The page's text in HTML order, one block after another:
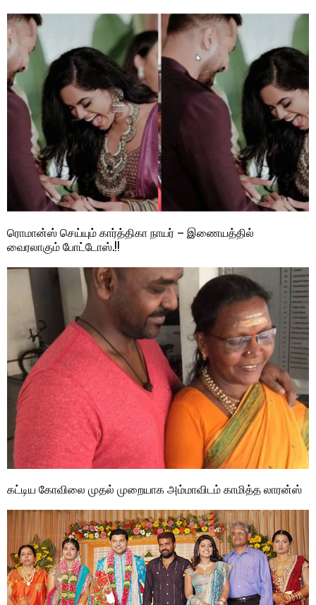
ரொமான்ஸ் செய்யும் கார்த்திகா நாயர் – இணையத்தில்
வைரலாகும் போட்டோஸ்.!!
கட்டிய கோவிலை முதல் முறையாக அம்மாவிடம் காமித்த லாரன்ஸ்